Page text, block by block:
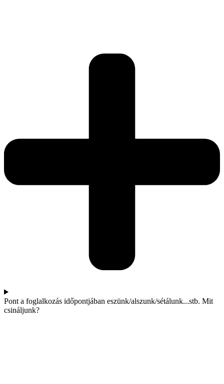
Pont a foglalkozás időpontjában eszünk/alszunk/sétálunk...stb. Mit
csináljunk?